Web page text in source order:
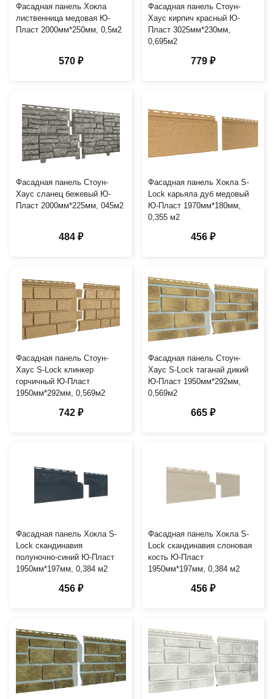
Фасадная панель Хокла
лиственница медовая Ю-
Пласт 2000мм*250мм, 0,5м2
570 ₽
Фасадная панель Стоун-
Хаус кирпич красный Ю-
Пласт 3025мм*230мм,
0,695м2
779 ₽
Фасадная панель Стоун-
Хаус сланец бежевый Ю-
Пласт 2000мм*225мм, 045м2
484 ₽
Фасадная панель Хокла S-
Lock карьяла дуб медовый
Ю-Пласт 1970мм*180мм,
0,355 м2
456 ₽
Фасадная панель Стоун-
Хаус S-Lock клинкер
горчичный Ю-Пласт
1950мм*292мм, 0,569м2
742 ₽
Фасадная панель Стоун-
Хаус S-Lock таганай дикий
Ю-Пласт 1950мм*292мм,
0,569м2
665 ₽
Фасадная панель Хокла S-
Lock скандинавия
полуночно-синий Ю-Пласт
1950мм*197мм, 0,384 м2
456 ₽
Фасадная панель Хокла S-
Lock скандинавия слоновая
кость Ю-Пласт
1950мм*197мм, 0,384 м2
456 ₽